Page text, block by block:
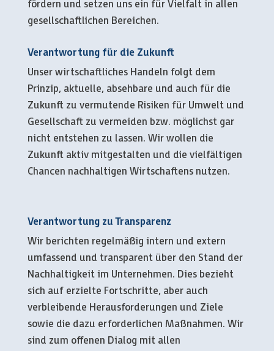
fördern und setzen uns ein für Vielfalt in allen
gesellschaftlichen Bereichen.
Verantwortung für die Zukunft
Unser wirtschaftliches Handeln folgt dem
Prinzip, aktuelle, absehbare und auch für die
Zukunft zu vermutende Risiken für Umwelt und
Gesellschaft zu vermeiden bzw. möglichst gar
nicht entstehen zu lassen. Wir wollen die
Zukunft aktiv mitgestalten und die vielfältigen
Chancen nachhaltigen Wirtschaftens nutzen.
Verantwortung zu Transparenz
Wir berichten regelmäßig intern und extern
umfassend und transparent über den Stand der
Nachhaltigkeit im Unternehmen. Dies bezieht
sich auf erzielte Fortschritte, aber auch
verbleibende Herausforderungen und Ziele
sowie die dazu erforderlichen Maßnahmen. Wir
sind zum offenen Dialog mit allen